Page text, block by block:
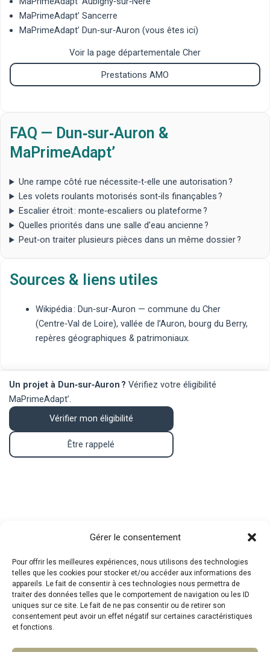
Gérer le consentement
Pour offrir les meilleures expériences, nous utilisons des technologies
telles que les cookies pour stocker et/ou accéder aux informations des
appareils. Le fait de consentir à ces technologies nous permettra de
traiter des données telles que le comportement de navigation ou les ID
uniques sur ce site. Le fait de ne pas consentir ou de retirer son
consentement peut avoir un effet négatif sur certaines caractéristiques
et fonctions.
MaPrimeAdapt’ Sancerre
MaPrimeAdapt’ Dun‑sur‑Auron (vous êtes ici)
Voir la page départementale Cher
Prestations AMO
FAQ — Dun‑sur‑Auron &
MaPrimeAdapt’
Une rampe côté rue nécessite‑t‑elle une autorisation ?
Les volets roulants motorisés sont‑ils finançables ?
Escalier étroit : monte‑escaliers ou plateforme ?
Quelles priorités dans une salle d’eau ancienne ?
Peut‑on traiter plusieurs pièces dans un même dossier ?
Sources & liens utiles
Wikipédia : Dun‑sur‑Auron — commune du Cher
(Centre‑Val de Loire), vallée de l’Auron, bourg du Berry,
repères géographiques & patrimoniaux.
Un projet à Dun‑sur‑Auron ? Vérifiez votre éligibilité
MaPrimeAdapt’.
Vérifier mon éligibilité
Être rappelé
Téléphone : 07.83.05.00.26
Mail :mpa@srat.fr